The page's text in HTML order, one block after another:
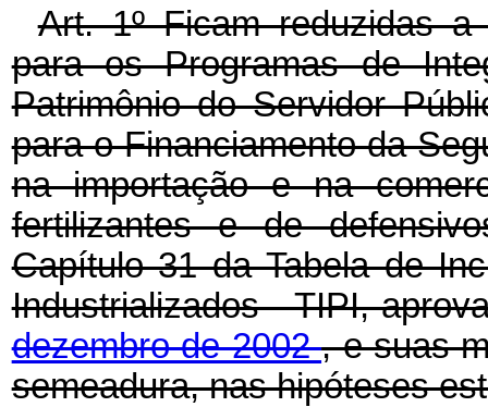
Art. 1º Ficam reduzidas
para os Programas de
Patrimônio do Servidor
para o Financiamento da
na importação e na
fertilizantes e de
Capítulo 31 da Tabela de
Industrializados - TIPI,
dezembro de 2002, e suas
semeadura, nas hipóteses